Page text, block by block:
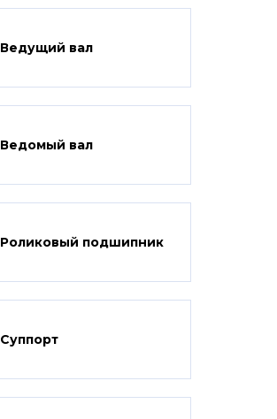
Ведущий вал
Ведомый вал
Роликовый подшипник
Суппорт